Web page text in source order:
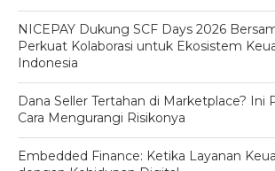
NICEPAY Dukung SCF Days 2026
Perkuat Kolaborasi untuk Ekosistem
Indonesia
Dana Seller Tertahan di Marketplace? Ini
Cara Mengurangi Risikonya
Embedded Finance: Ketika Layanan